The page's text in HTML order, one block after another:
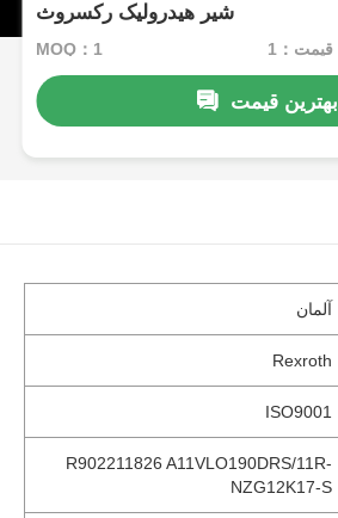
شیر هیدرولیک رکسروث
MOQ：1 قیمت：1
بهترین قیمت
آلمان
Rexroth
ISO9001
R902211826 A11VLO190DRS/11R-
NZG12K17-S